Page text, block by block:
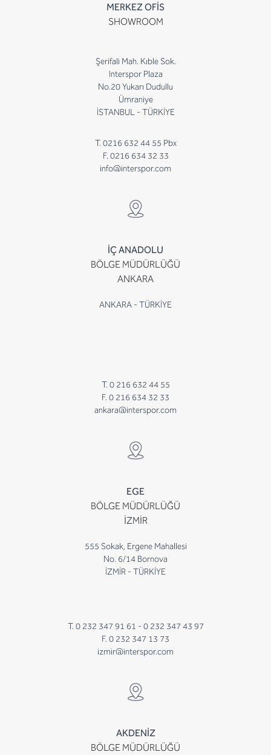
MERKEZ OFİS
SHOWROOM
Şerifali Mah. Kıble Sok.
Interspor Plaza
No.20 Yukarı Dudullu
Ümraniye
İSTANBUL - TÜRKİYE
T. 0216 632 44 55 Pbx
F. 0216 634 32 33
info@interspor.com
İÇ ANADOLU
BÖLGE MÜDÜRLÜĞÜ
ANKARA
ANKARA - TÜRKİYE
T. 0 216 632 44 55
F. 0 216 634 32 33
ankara@interspor.com
EGE
BÖLGE MÜDÜRLÜĞÜ
İZMİR
555 Sokak, Ergene Mahallesi
No. 6/14 Bornova
İZMİR - TÜRKİYE
T. 0 232 347 91 61 - 0 232 347 43 97
F. 0 232 347 13 73
izmir@interspor.com
AKDENİZ
BÖLGE MÜDÜRLÜĞÜ